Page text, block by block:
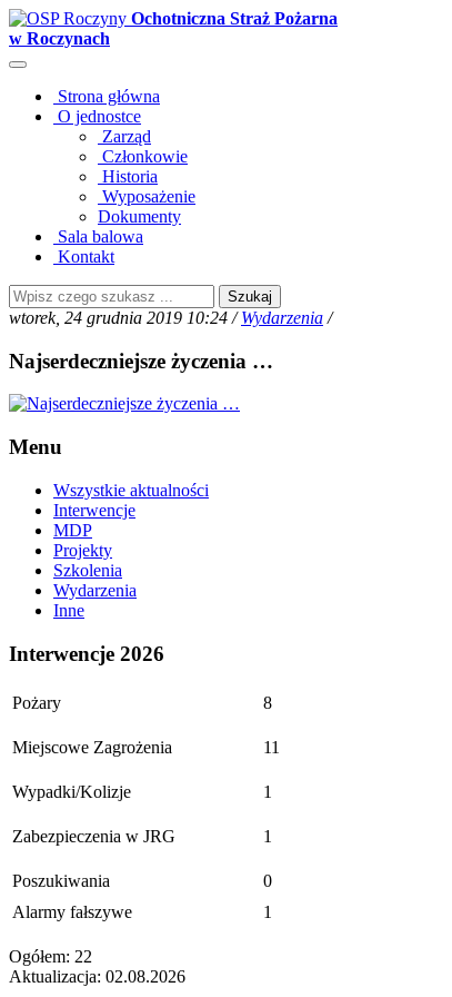
Ochotniczna Straż Pożarna
w Roczynach
Strona główna
O jednostce
Zarząd
Członkowie
Historia
Wyposażenie
Dokumenty
Sala balowa
Kontakt
Szukaj
wtorek, 24 grudnia 2019 10:24 /Wydarzenia /
Najserdeczniejsze życzenia …
Menu
Wszystkie aktualności
Interwencje
MDP
Projekty
Szkolenia
Wydarzenia
Inne
Interwencje 2026
Pożary 8
Miejscowe Zagrożenia 11
Wypadki/Kolizje 1
Zabezpieczenia w JRG 1
Poszukiwania
0
Alarmy fałszywe
1
Ogółem: 22
Aktualizacja: 02.08.2026